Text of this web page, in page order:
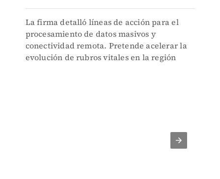
La firma detalló líneas de acción para el
procesamiento de datos masivos y
conectividad remota. Pretende acelerar la
evolución de rubros vitales en la región